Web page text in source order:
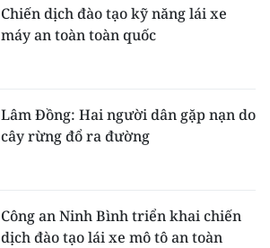
Chiến dịch đào tạo kỹ năng lái xe
máy an toàn toàn quốc
Lâm Đồng: Hai người dân gặp nạn do
cây rừng đổ ra đường
Công an Ninh Bình triển khai chiến
dịch đào tạo lái xe mô tô an toàn